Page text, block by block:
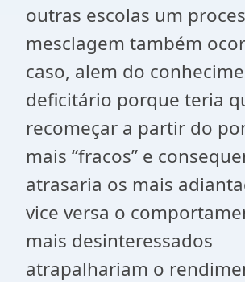
outras escolas um
mesclagem também
caso, alem do
deficitário porque teria
recomeçar a partir do
mais “fracos” e
atrasaria os mais
vice versa o
mais desinteressados
atrapalhariam o